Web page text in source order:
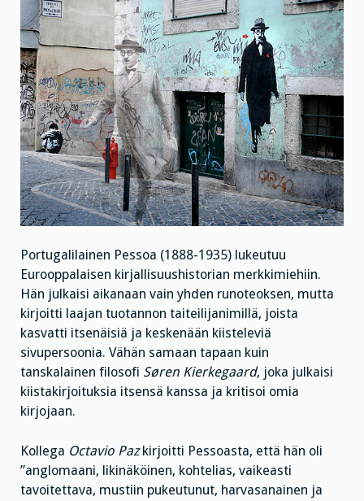
Portugalilainen Pessoa (1888-1935) lukeutuu
Eurooppalaisen kirjallisuushistorian merkkimiehiin.
Hän julkaisi aikanaan vain yhden runoteoksen, mutta
kirjoitti laajan tuotannon taiteilijanimillä, joista
kasvatti itsenäisiä ja keskenään kiisteleviä
sivupersoonia. Vähän samaan tapaan kuin
tanskalainen filosofi Søren Kierkegaard, joka julkaisi
kiistakirjoituksia itsensä kanssa ja kritisoi omia
kirjojaan.
Kollega Octavio Pazkirjoitti Pessoasta, että hän oli
”anglomaani, likinäköinen, kohtelias, vaikeasti
tavoitettava, mustiin pukeutunut, harvasanainen ja